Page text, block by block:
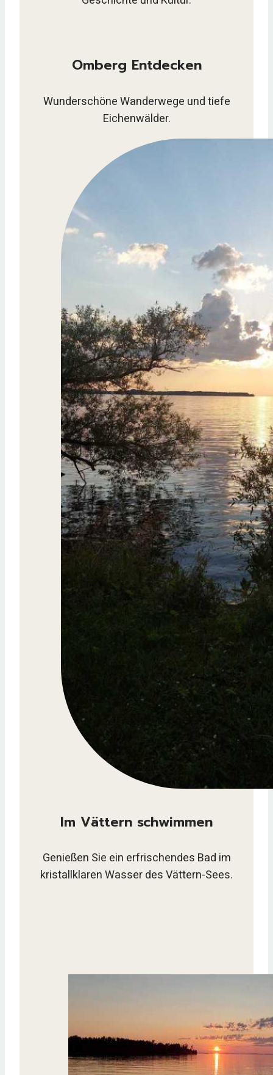
Omberg Entdecken
Wunderschöne Wanderwege und tiefe
Eichenwälder.
Im Vättern schwimmen
Genießen Sie ein erfrischendes Bad im
kristallklaren Wasser des Vättern-Sees.